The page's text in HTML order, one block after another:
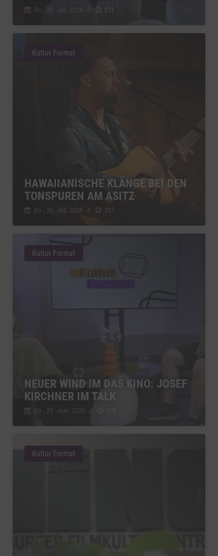
Do., 30. Juli. 2026 231
HAWAIIANISCHE KLÄNGE BEI DEN
TONSPUREN AM ASITZ
Do., 30. Juli. 2026 // 297
Kultur Format
NEUER WIND IM DAS KINO: JOSEF
KIRCHNER IM TALK
Do., 25. Juni. 2026 //
Kultur Format
Kultur Format